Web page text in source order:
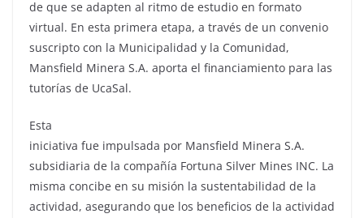
de que se adapten al ritmo de estudio en formato
virtual. En esta primera etapa, a través de un convenio
suscripto con la Municipalidad y la Comunidad,
Mansfield Minera S.A. aporta el financiamiento para las
tutorías de UcaSal.
Esta
iniciativa fue impulsada por Mansfield Minera S.A.
subsidiaria de la compañía Fortuna Silver Mines INC. La
misma concibe en su misión la sustentabilidad de la
actividad, asegurando que los beneficios de la actividad